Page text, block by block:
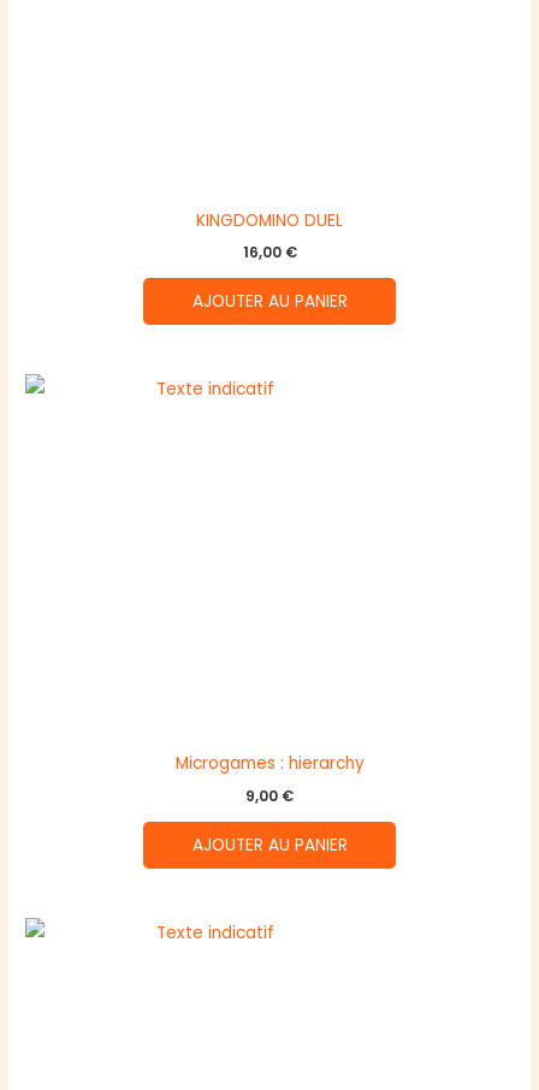
KINGDOMINO DUEL
16,00 €
AJOUTER AU PANIER
Microgames : hierarchy
9,00 €
AJOUTER AU PANIER